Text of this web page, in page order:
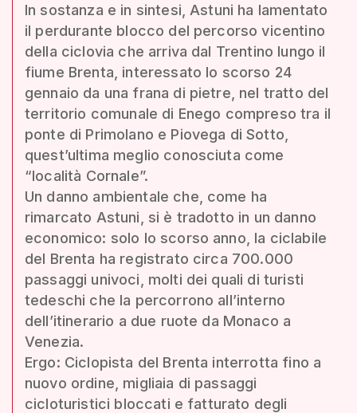
In sostanza e in sintesi, Astuni ha lamentato
il perdurante blocco del percorso vicentino
della ciclovia che arriva dal Trentino lungo il
fiume Brenta, interessato lo scorso 24
gennaio da una frana di pietre, nel tratto del
territorio comunale di Enego compreso tra il
ponte di Primolano e Piovega di Sotto,
quest’ultima meglio conosciuta come
“località Cornale”.
Un danno ambientale che, come ha
rimarcato Astuni, si è tradotto in un danno
economico: solo lo scorso anno, la ciclabile
del Brenta ha registrato circa 700.000
passaggi univoci, molti dei quali di turisti
tedeschi che la percorrono all’interno
dell’itinerario a due ruote da Monaco a
Venezia.
Ergo: Ciclopista del Brenta interrotta fino a
nuovo ordine, migliaia di passaggi
cicloturistici bloccati e fatturato degli